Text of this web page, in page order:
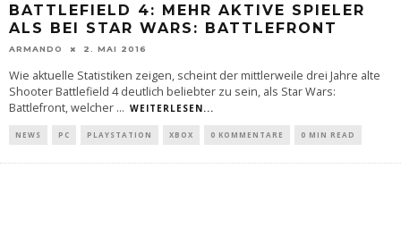
BATTLEFIELD 4: MEHR AKTIVE SPIELER
ALS BEI STAR WARS: BATTLEFRONT
ARMANDO 2. MAI 2016
Wie aktuelle Statistiken zeigen, scheint der mittlerweile drei Jahre alte
Shooter Battlefield 4 deutlich beliebter zu sein, als Star Wars:
Battlefront, welcher ... WEITERLESEN...
NEWS PC PLAYSTATION XBOX 0 KOMMENTARE 0 MIN READ